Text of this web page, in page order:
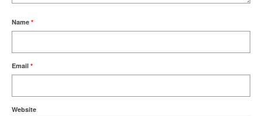
Name *
Email *
Website